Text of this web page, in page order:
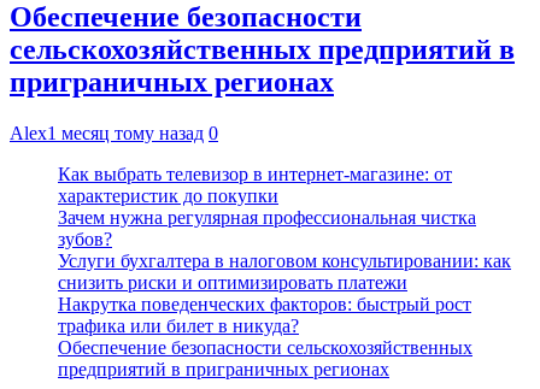
Обеспечение безопасности
сельскохозяйственных предприятий в
приграничных регионах
Alex1 месяц тому назад 0
Как выбрать телевизор в интернет-магазине: от
характеристик до покупки
Зачем нужна регулярная профессиональная чистка
зубов?
Услуги бухгалтера в налоговом консультировании: как
снизить риски и оптимизировать платежи
Накрутка поведенческих факторов: быстрый рост
трафика или билет в никуда?
Обеспечение безопасности сельскохозяйственных
предприятий в приграничных регионах